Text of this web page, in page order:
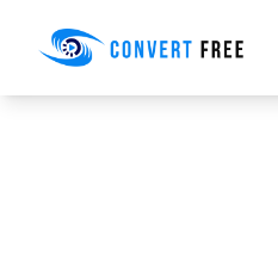
Convert Free